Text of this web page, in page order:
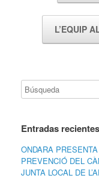
L’EQUIP
Entradas recientes
ONDARA
PREVENCIÓ DEL
JUNTA LOCAL DE